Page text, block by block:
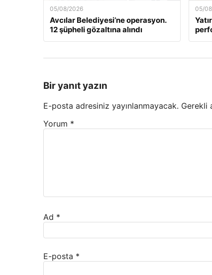
05/08/2026
Avcılar Belediyesi’ne operasyon.
12 şüpheli gözaltına alındı
05/
Bir yanıt yazın
E-posta adresiniz yayınlanmayacak. Gerekli
Yorum *
Ad *
E-posta *